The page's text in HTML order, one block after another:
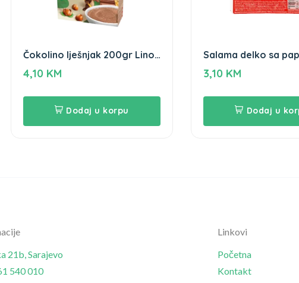
Čokolino lješnjak 200gr Lino
Podravka
4,10 KM
Dodaj u korpu
Salama delko sa
Cekin 250g gluten
3,10 KM
Dodaj u
21b, Sarajevo
540 010
Linkovi
Početna
Kontakt